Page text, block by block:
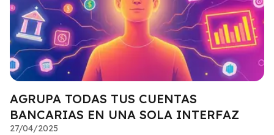
AGRUPA TODAS TUS CUENTAS
BANCARIAS EN UNA SOLA INTERFAZ
27/04/2025